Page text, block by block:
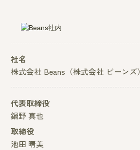
社名
株式会社 Beans（株式会社 ビーンズ）
代表取締役
鍋野 真也
取締役
池田 晴美